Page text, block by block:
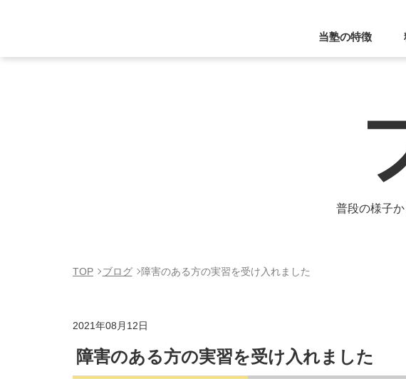
当塾の特徴
普段の様子
TOP ブログ 障害のある方の実習を受け入れました
2021年08月12日
障害のある方の実習を受け入れました